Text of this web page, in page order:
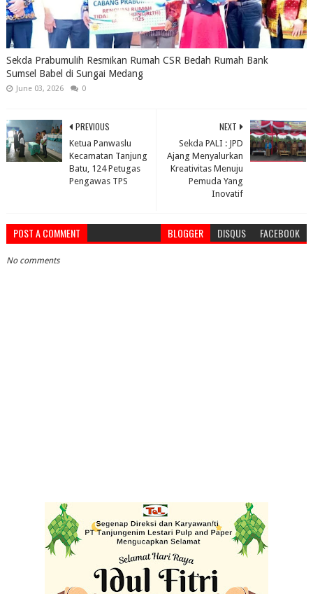
Sekda Prabumulih Resmikan Rumah CSR Bedah Rumah Bank
Sumsel Babel di Sungai Medang
June 03, 2026 0
NEXT
Sekda PALI : JPD
Ajang Menyalurkan
Kreativitas Menuju
Pemuda Yang
Inovatif
PREVIOUS
Ketua Panwaslu
Kecamatan Tanjung
Batu, 124 Petugas
Pengawas TPS
POST A COMMENT BLOGGER DISQUS FACEBOOK
No comments